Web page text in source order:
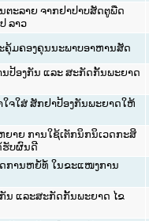
ຕະລາຍ ຈາກຢາປາບສັດຕູພືດ
ລາວ
ຄຸ້ມຄອງຄຸນນະພາບອາຫານສັດ
ນປ້ອງກັນ ແລະ ສະກັດກັ້ນພະຍາດ
ໃຈໃສ່ ສັກຢາປ້ອງກັນພະຍາດໃຫ້
າຍ ການໃຊ້ເຕັກນິກນິເວດກະສິ
ຮັບຜົນດີ
ການຫຍໍ້ທໍ້ ໃນຂະແໜງການ
ນ ແລະສະກັດກັ້ນພະຍາດ ໄຂ